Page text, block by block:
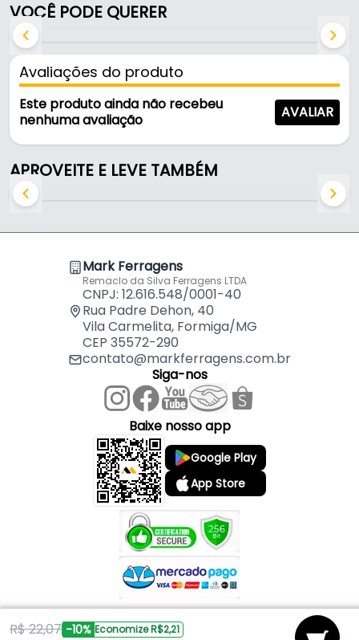
R$ 22,07 -10% Economize R$2,21
Fabricado em Zamac, é resistente e durável no uso
diário.
Características:
- Marca: Hastvel
- Modelo: Ponto
- Largura: 45 x 45 mm
- Altura: 20 mm
VOCÊ PODE QUERER
Avaliações do produto
Este produto ainda não recebeu
nenhuma avaliação
AVALIAR
APROVEITE E LEVE TAMBÉM
Mark Ferragens
Remaclo da Silva Ferragens LTDA
CNPJ: 12.616.548/0001-40
Rua Padre Dehon, 40
Vila Carmelita, Formiga/MG
CEP 35572-290
contato@markferragens.com.br
Siga-nos
Baixe nosso app
Google Play
App Store
Copyright © 2026 Mark Ferragens. Todos os direitos reservados.